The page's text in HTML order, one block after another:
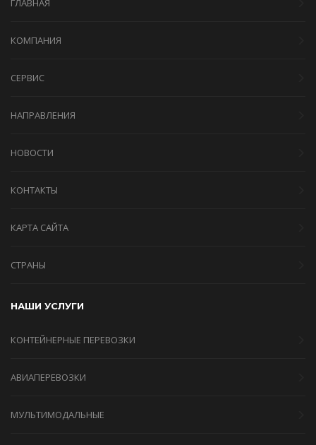
ГЛАВНАЯ
КОМПАНИЯ
СЕРВИС
НАПРАВЛЕНИЯ
НОВОСТИ
КОНТАКТЫ
КАРТА САЙТА
СТРАНЫ
НАШИ УСЛУГИ
КОНТЕЙНЕРНЫЕ ПЕРЕВОЗКИ
АВИАПЕРЕВОЗКИ
МУЛЬТИМОДАЛЬНЫЕ